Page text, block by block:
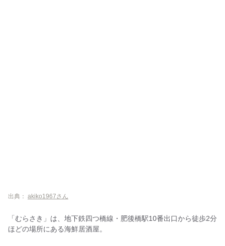
出典： akiko1967さん
「むらさき」は、地下鉄四つ橋線・肥後橋駅10番出口から徒歩2分
ほどの場所にある海鮮居酒屋。